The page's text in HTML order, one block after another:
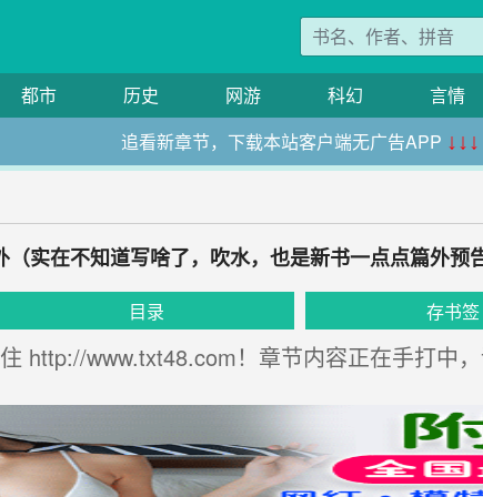
都市 历史 网游 科幻 言情
追看新章节，下载本站客户端无广告APP ↓↓↓
（实在不知道写啥了，吹水，也是新书一点点篇外预
目录 存书签
http://www.txt48.com！章节内容正在手打中